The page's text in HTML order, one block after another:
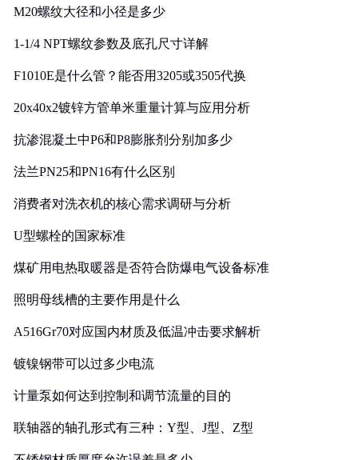
M20螺纹大径和小径是多少
1-1/4 NPT螺纹参数及底孔尺寸详解
F1010E是什么管？能否用3205或3505代换
20x40x2镀锌方管单米重量计算与应用分析
抗渗混凝土中P6和P8膨胀剂分别加多少
法兰PN25和PN16有什么区别
消费者对洗衣机的核心需求调研与分析
U型螺栓的国家标准
煤矿用电热取暖器是否符合防爆电气设备标准
照明母线槽的主要作用是什么
A516Gr70对应国内材质及低温冲击要求解析
镀镍钢带可以过多少电流
计量泵如何达到控制和调节流量的目的
联轴器的轴孔形式有三种：Y型、J型、Z型